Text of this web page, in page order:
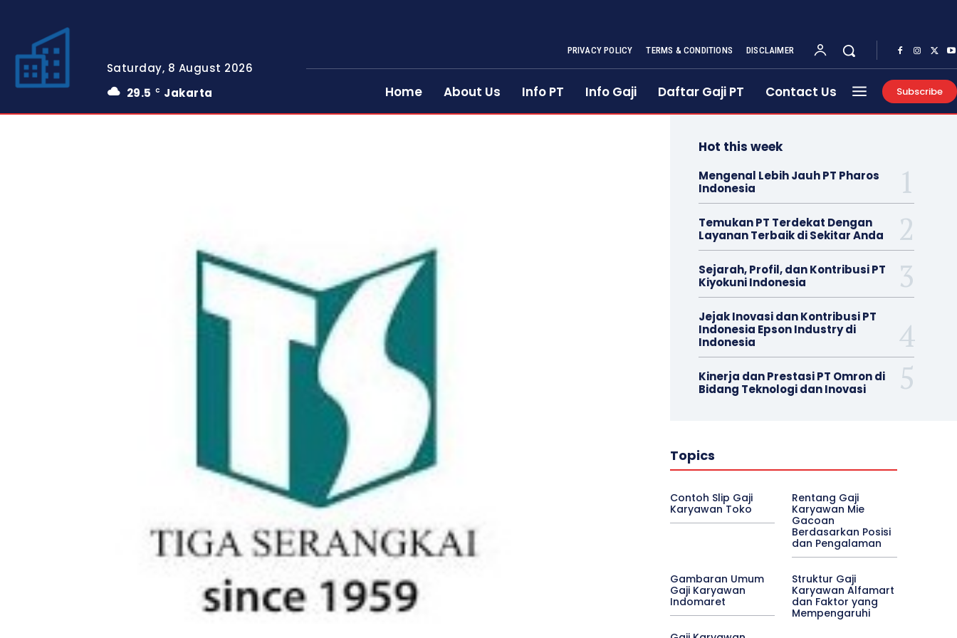
Saturday, 8 August 2026
29.5
C Jakarta
PRIVACY POLICY TERMS & CONDITIONS DISCLAIMER
Home About Us Info PT Info Gaji Daftar Gaji PT Contact Us Subscribe
Hot this week
Mengenal Lebih Jauh PT Pharos
Indonesia
Temukan PT Terdekat Dengan
Layanan Terbaik di Sekitar Anda
Sejarah, Profil, dan Kontribusi PT
Kiyokuni Indonesia
Jejak Inovasi dan Kontribusi PT
Indonesia Epson Industry di
Indonesia
Kinerja dan Prestasi PT Omron di
Bidang Teknologi dan Inovasi
Topics
Contoh Slip Gaji
Karyawan Toko
Rentang Gaji
Karyawan Mie
Gacoan
Berdasarkan Posisi
dan Pengalaman
Gambaran Umum
Gaji Karyawan
Indomaret
Struktur Gaji
Karyawan Alfamart
dan Faktor yang
Mempengaruhi